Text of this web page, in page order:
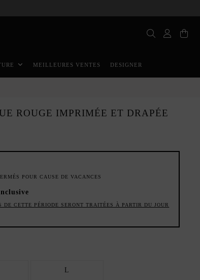
MEILLEURES VENTES DESIGNER
ROUGE IMPRIMÉE ET DRAPÉE
POUR CAUSE DE VACANCES
DE CETTE PÉRIODE SERONT TRAITÉES À PARTIR DU JOUR
L